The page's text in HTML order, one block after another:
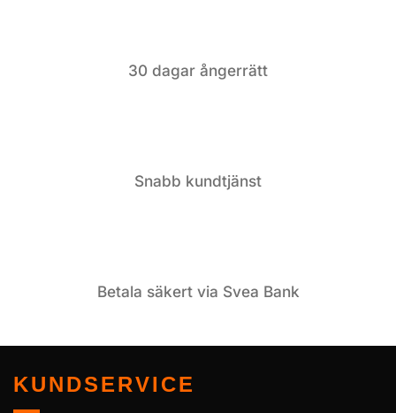
30 dagar ångerrätt
Snabb kundtjänst
Betala säkert via Svea Bank
KUNDSERVICE